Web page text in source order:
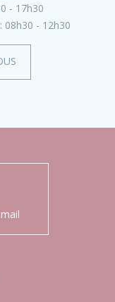
- 17h30
08h30 - 12h30